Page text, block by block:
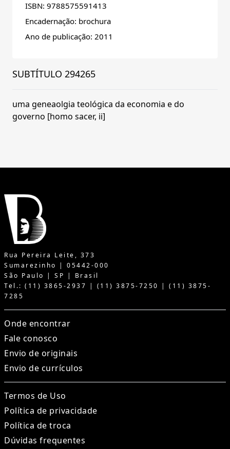
ISBN: 9788575591413
Encadernação: brochura
Ano de publicação: 2011
SUBTÍTULO 294265
uma geneaolgia teológica da economia e do
governo [homo sacer, ii]
Rua Pereira Leite, 373
Sumarezinho | 05442-000
São Paulo | SP | Brasil
Tel.: (11) 3865-2937 | (11) 3875-7250 | (11) 3875-
7285
Onde encontrar
Fale conosco
Envio de originais
Envio de currículos
Termos de Uso
Política de privacidade
Política de troca
Dúvidas frequentes